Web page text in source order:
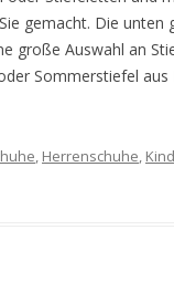
gemacht. Die
große Auswahl an
Sommerstiefel
, Herrenschuhe,